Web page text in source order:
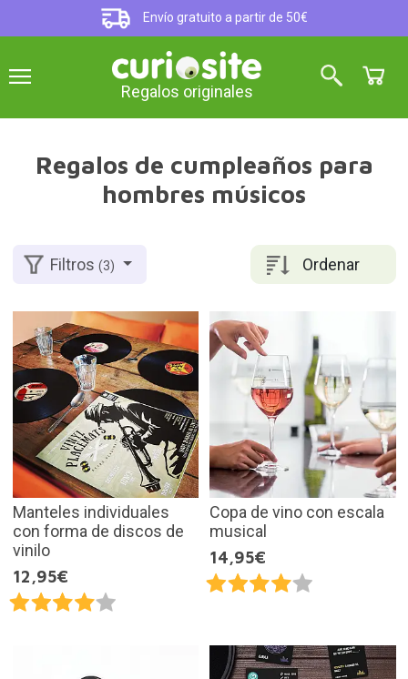
Envío gratuito a partir de 50€
Regalos originales
Regalos de cumpleaños para
hombres músicos
Ordenar
Filtros(3)
Manteles individuales
con forma de discos de
vinilo
12,95€
Copa de vino con escala
musical
14,95€